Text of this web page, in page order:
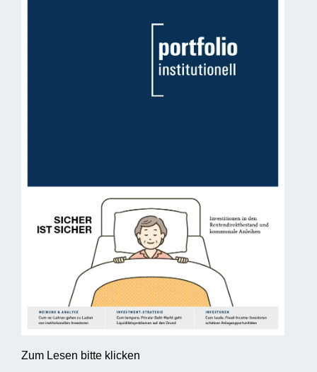
Zum Lesen bitte klicken